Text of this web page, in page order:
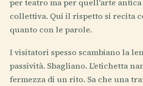
per teatro ma per quell'arte
collettiva. Qui il rispetto si recita
quanto con le parole.
I visitatori spesso scambiano la
passività. Sbagliano. L'etichetta
fermezza di un rito. Sa che una